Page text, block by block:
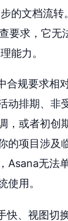
的文档流转
要求，它无
能力。
合规要求相
动排期、非
，或者初创
的项目涉及
Asana无法
使用。
快、视图切